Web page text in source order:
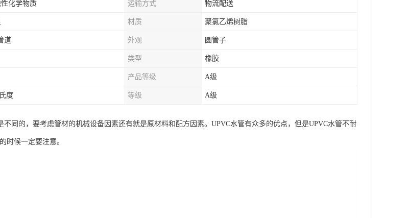
化学物质 运输方式 物流配送
材质 聚氯乙烯树脂
道 外观 圆管子
类型 橡胶
产品等级 A级
度 等级 A级
不同的，要考虑管材的机械设备因素还有就是原材料和配方因素。UPVC水管有众多的优点，但是UPVC水管不耐
时候一定要注意。